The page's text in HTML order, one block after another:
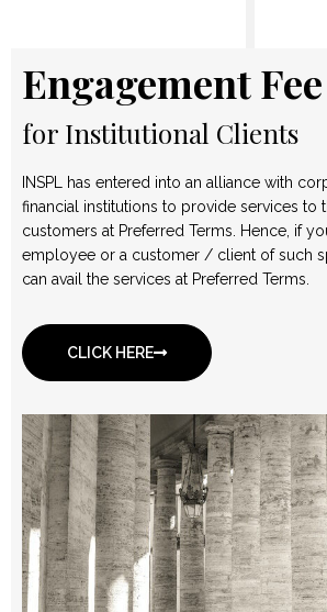
Engagement Fee
for Institutional Clients
INSPL has entered into an alliance with
financial institutions to provide services to
customers at Preferred Terms. Hence, if
employee or a customer / client of such
can avail the services at Preferred Terms.
CLICK HERE